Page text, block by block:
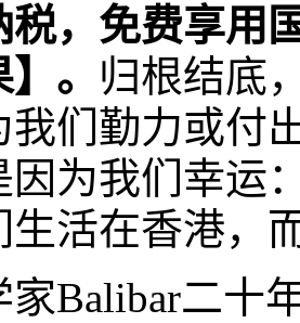
税，免费享用
。 归根结底
我们勤力或付
因为我们幸运
生活在香港，
家Balibar二十